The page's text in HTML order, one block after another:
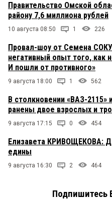
Правительство Омской
району 7,6 миллиона рублей
10 августа 08:50 1 226
Провал-шоу от Семена
негативный опыт того, как
И пошли от противного»
9 августа 18:00 1 562
В столкновении «ВАЗ-
ранены двое взрослых и
9 августа 17:15 0 454
Елизавета КРИВОЩЕКОВА:
едины
9 августа 16:30 2 464
Подпишитесь